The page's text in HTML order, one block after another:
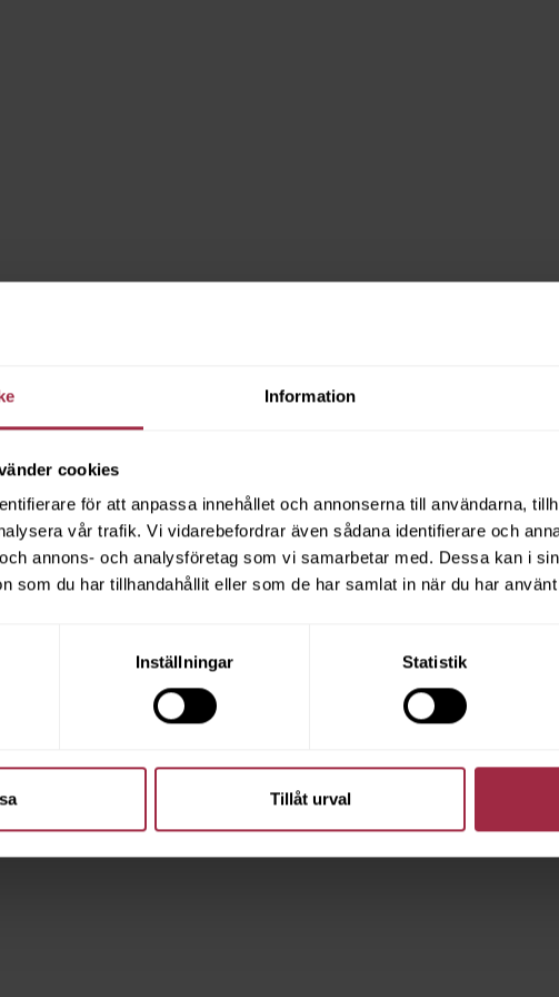
Information
cookies
för att anpassa innehållet och annonserna till användarna,
vår trafik. Vi vidarebefordrar även sådana identifierare och
annons- och analysföretag som vi samarbetar med. Dessa kan i
som du har tillhandahållit eller som de har samlat in när du har
Inställningar Statistik
Tillåt urval